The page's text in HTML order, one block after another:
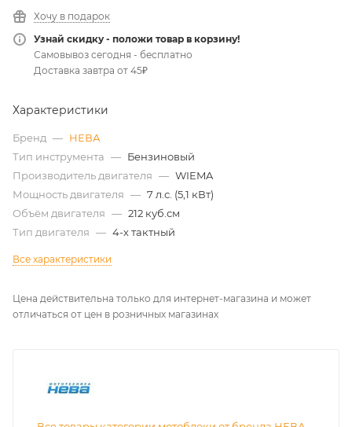
Хочу в подарок
Узнай скидку - положи товар в корзину!
Самовывоз сегодня - бесплатно
Доставка завтра от 45₽
Характеристики
Бренд — НЕВА
Тип инструмента — Бензиновый
Производитель двигателя — WIEMA
Мощность двигателя — 7 л.с. (5,1 кВт)
Объём двигателя — 212 куб.см
Тип двигателя — 4-х тактный
Все характеристики
Цена действительна только для интернет-магазина и может
отличаться от цен в розничных магазинах